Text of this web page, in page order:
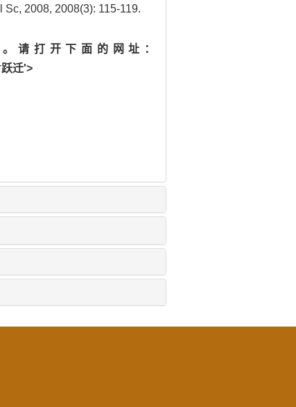
2008, 2008(3): 115-119.
请打开下面的网址：
跃迁'>